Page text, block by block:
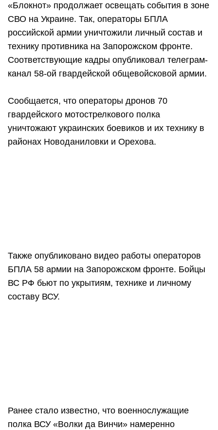
«Блокнот» продолжает освещать события в зоне
СВО на Украине. Так, операторы БПЛА
российской армии уничтожили личный состав и
технику противника на Запорожском фронте.
Соответствующие кадры опубликовал телеграм-
канал 58-ой гвардейской общевойсковой армии.
Сообщается, что операторы дронов 70
гвардейского мотострелкового полка
уничтожают украинских боевиков и их технику в
районах Новоданиловки и Орехова.
Также опубликовано видео работы операторов
БПЛА 58 армии на Запорожском фронте. Бойцы
ВС РФ бьют по укрытиям, технике и личному
составу ВСУ.
Ранее стало известно, что военнослужащие
полка ВСУ «Волки да Винчи» намеренно